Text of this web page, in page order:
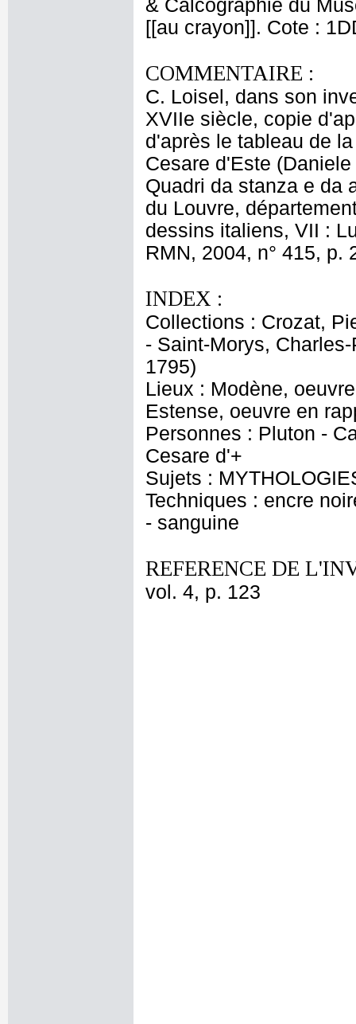
& Calcographie du
[[au crayon]]. Cote :
COMMENTAIRE :
C. Loisel, dans son
XVIIe siècle, copie
d'après le tableau de
Cesare d'Este
Quadri da stanza e da
du Louvre,
dessins italiens, VII :
RMN, 2004, n° 415, p.
INDEX :
Collections : Crozat,
- Saint-Morys,
1795)
Lieux : Modène,
Estense, oeuvre en
Personnes : Pluton -
Cesare d'+
Sujets :
Techniques : encre
- sanguine
REFERENCE DE
vol. 4, p. 123